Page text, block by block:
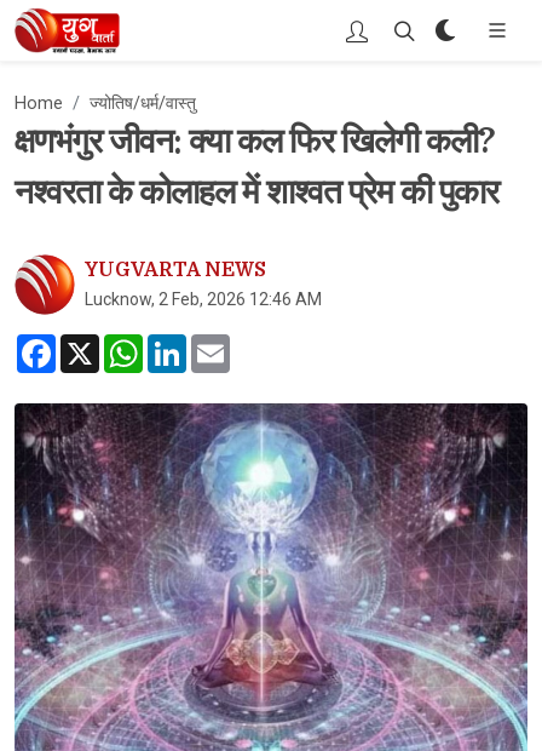
Home ज्योतिष/धर्म/वास्तु
क्षणभंगुर जीवन: क्या कल फिर खिलेगी कली?
नश्वरता के कोलाहल में शाश्वत प्रेम की पुकार
YUGVARTA NEWS
Lucknow, 2 Feb, 2026 12:46 AM
Facebook
X WhatsApp
LinkedIn